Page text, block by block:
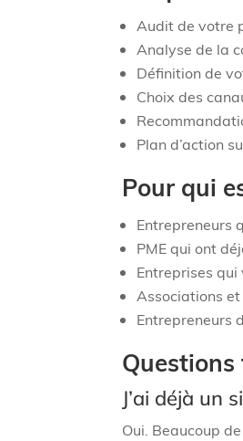
Audit de votre
Analyse de la
Définition de
Choix des
Plan d’action
Pour qui
Entrepreneurs
PME qui ont
Entreprises
Associations
Entrepreneurs
J’ai déjà un
Oui. Beaucoup